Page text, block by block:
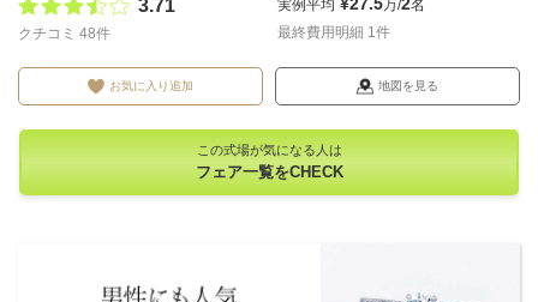
3.71
クチコミ 48件
実例平均 ¥27.5万/2名
最終費用明細 1件
お気に入り追加 地図を見る
この式場が気になる人は
フェア一覧をCHECK